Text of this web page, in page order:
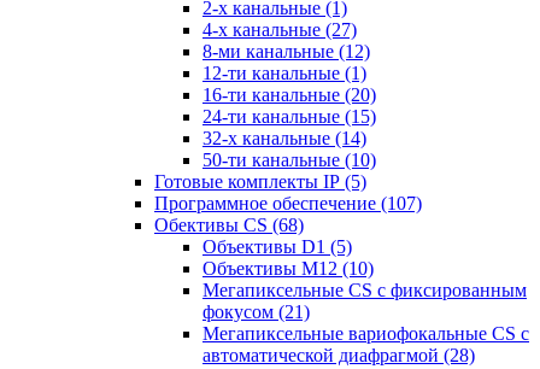
2-х канальные (1)
4-х канальные (27)
8-ми канальные (12)
12-ти канальные (1)
16-ти канальные (20)
24-ти канальные (15)
32-х канальные (14)
50-ти канальные (10)
Готовые комплекты IP (5)
Программное обеспечение (107)
Обективы CS (68)
Объективы D1 (5)
Объективы M12 (10)
Мегапиксельные CS c фиксированным
фокусом (21)
Мегапиксельные вариофокальные CS c
автоматической диафрагмой (28)